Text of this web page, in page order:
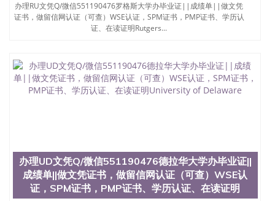
办理RU文凭Q/微信551190476罗格斯大学办毕业证||成绩单||做文凭
证书，做留信网认证（可查）WSE认证，SPM证书，PMP证书、学历认
证、在读证明Rutgers...
办理UD文凭Q/微信551190476德拉华大学办毕业证||
成绩单||做文凭证书，做留信网认证（可查）WSE认
证，SPM证书，PMP证书、学历认证、在读证明